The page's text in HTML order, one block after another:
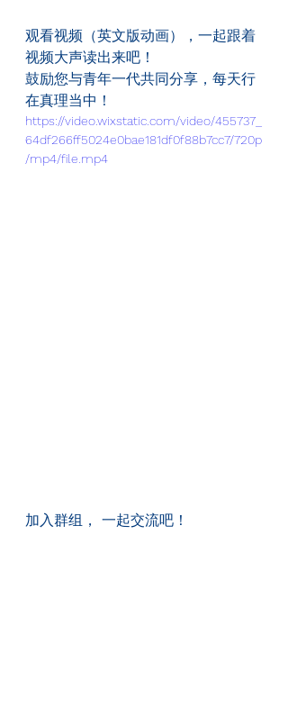
观看视频（英文版动画），一起跟着
视频大声读出来吧！
鼓励您与青年一代共同分享，每天行
在真理当中！
https://video.wixstatic.com/video/455737_
64df266ff5024e0bae181df0f88b7cc7/720p
/mp4/file.mp4
加入群组， 一起交流吧！